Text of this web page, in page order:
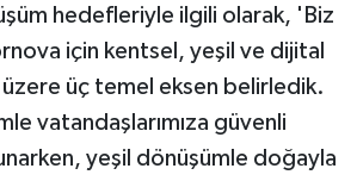
hedefleriyle ilgili olarak, 'Biz
için kentsel, yeşil ve dijital
üç temel eksen belirledik.
vatandaşlarımıza güvenli
yeşil dönüşümle doğayla